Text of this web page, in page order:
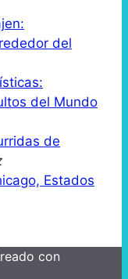
del
del Mundo
de
Estados
con